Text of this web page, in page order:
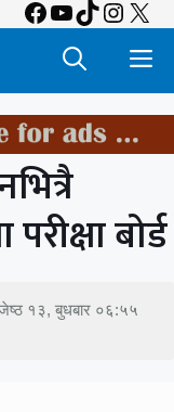
Facebook
YouTube
TikTok
X
बोर्ड
१३, बुधबार ०६:५५